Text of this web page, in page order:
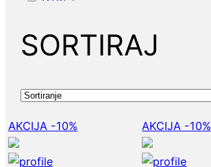
SORTIRAJ
AKCIJA -10% AKCIJA -10%